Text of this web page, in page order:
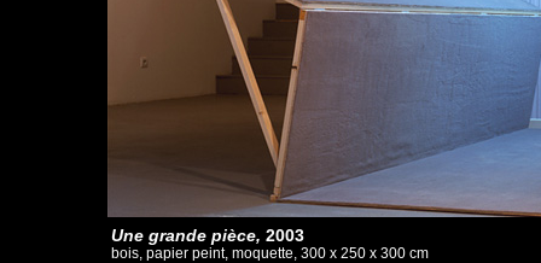
Une grande pièce, 2003
bois, papier peint, moquette, 300 x 250 x 300 cm